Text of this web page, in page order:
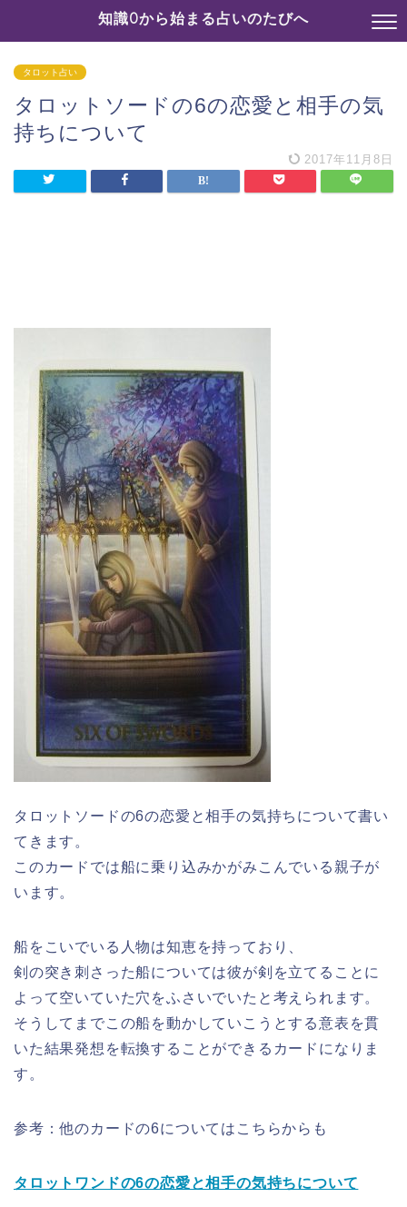
知識0から始まる占いのたびへ
タロット占い
タロットソードの6の恋愛と相手の気
持ちについて
2017年11月8日
タロットソードの6の恋愛と相手の気持ちについて書い
てきます。
このカードでは船に乗り込みかがみこんでいる親子が
います。
船をこいでいる人物は知恵を持っており、
剣の突き刺さった船については彼が剣を立てることに
よって空いていた穴をふさいでいたと考えられます。
そうしてまでこの船を動かしていこうとする意表を貫
いた結果発想を転換することができるカードになりま
す。
参考：他のカードの6についてはこちらからも
タロットワンドの6の恋愛と相手の気持ちについて